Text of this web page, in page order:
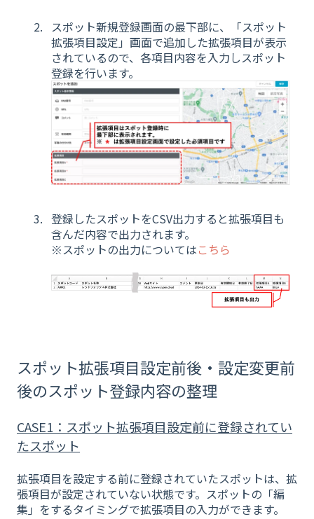
スポット新規登録画面の最下部に、「スポット
拡張項目設定」画面で追加した拡張項目が表示
されているので、各項目内容を入力しスポット
登録を行います。
登録したスポットをCSV出力すると拡張項目も
含んだ内容で出力されます。
※スポットの出力についてはこちら
スポット拡張項目設定前後・設定変更前
後のスポット登録内容の整理
CASE1：スポット拡張項目設定前に登録されてい
たスポット
拡張項目を設定する前に登録されていたスポットは、拡
張項目が設定されていない状態です。スポットの「編
集」をするタイミングで拡張項目の入力ができます。